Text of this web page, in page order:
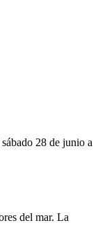
28 de junio a
del mar. La